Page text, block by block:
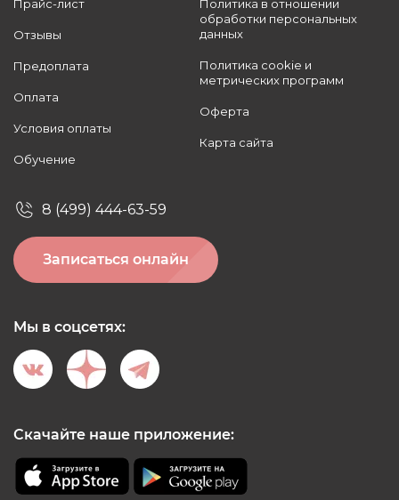
Прайс-лист
Отзывы
Предоплата
Оплата
Условия оплаты
Обучение
Политика в отношении
обработки персональных
данных
Политика cookie и
метрических программ
Оферта
Карта сайта
8 (499) 444-63-59
Записаться онлайн
Мы в соцсетях:
Скачайте наше приложение: